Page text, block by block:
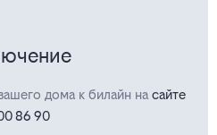
дома к билайн на сайте
86 90